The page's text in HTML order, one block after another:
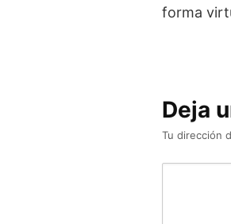
forma
Deja
Tu dirección